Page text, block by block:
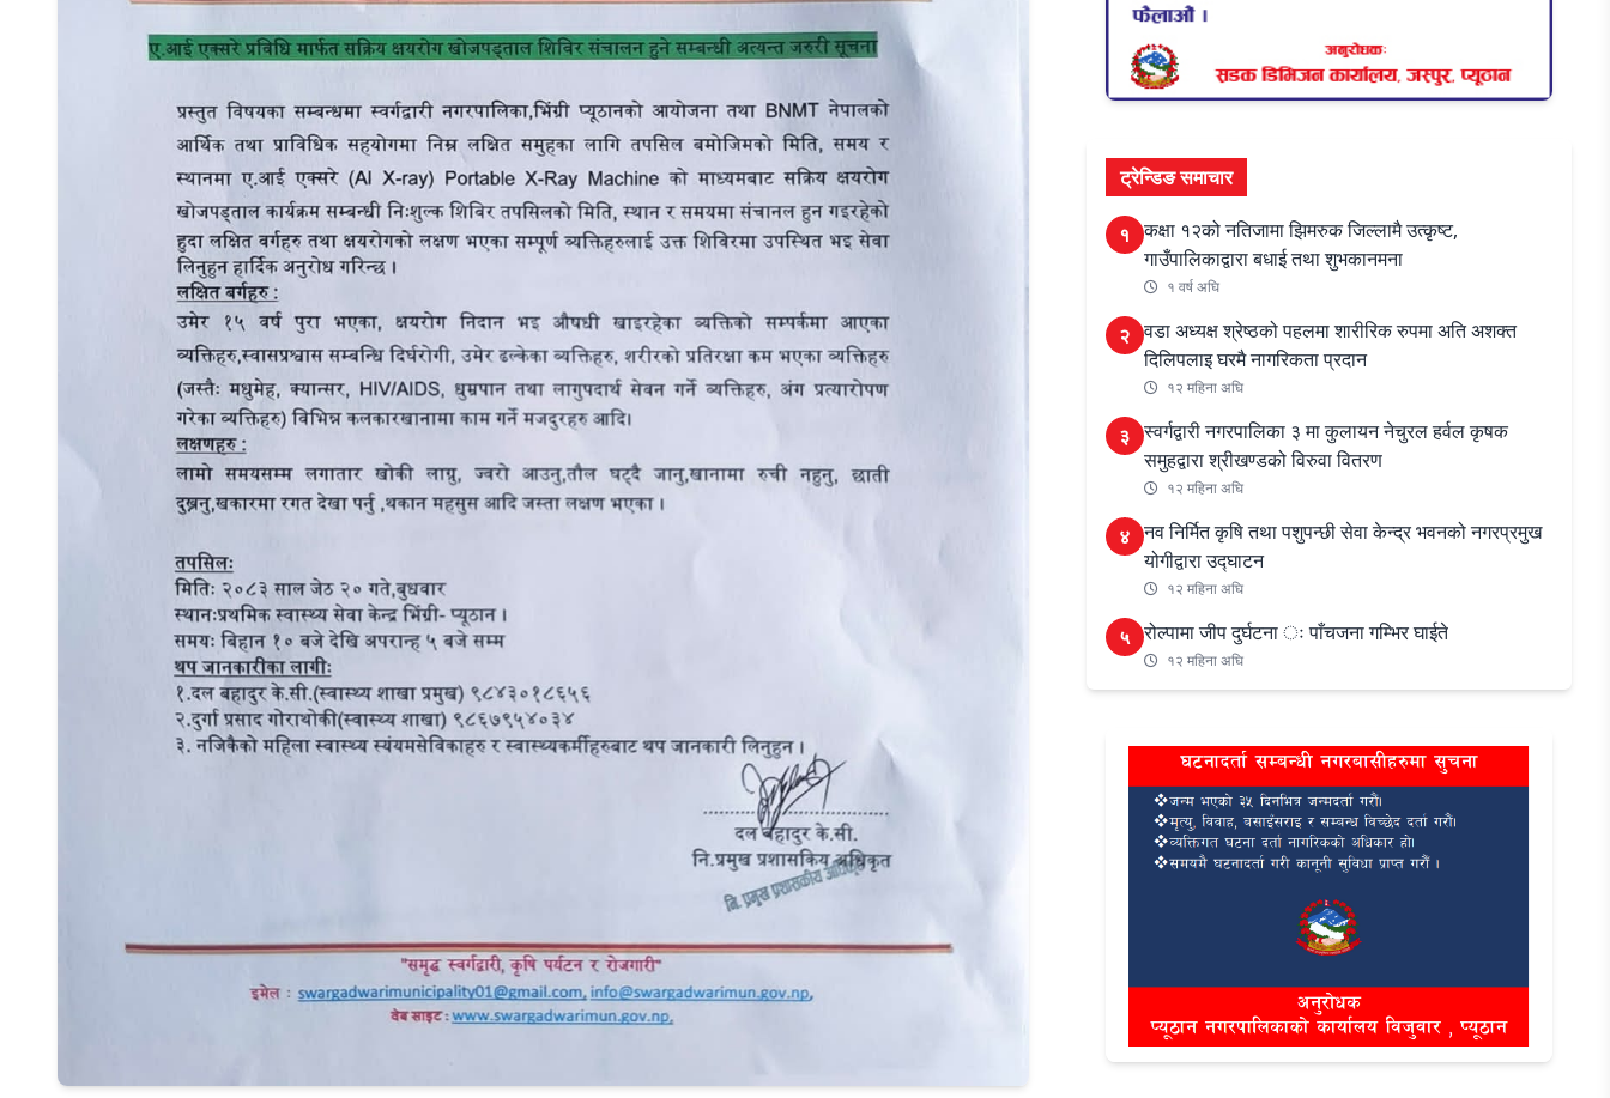
ट्रेन्डिङ समाचार
१ कक्षा १२को नतिजामा झिमरुक जिल्लामै उत्कृष्ट,
गाउँपालिकाद्वारा बधाई तथा शुभकानमना
१ वर्ष अघि
२ वडा अध्यक्ष श्रेष्ठको पहलमा शारीरिक रुपमा अति अशक्त
दिलिपलाइ घरमै नागरिकता प्रदान
१२ महिना अघि
३ स्वर्गद्वारी नगरपालिका ३ मा कुलायन नेचुरल हर्वल कृषक
समुहद्वारा श्रीखण्डको विरुवा वितरण
१२ महिना अघि
४ नव निर्मित कृषि तथा पशुपन्छी सेवा केन्द्र भवनको नगरप्रमुख
योगीद्वारा उद्घाटन
१२ महिना अघि
५ रोल्पामा जीप दुर्घटना ः पाँचजना गम्भिर घाईते
१२ महिना अघि